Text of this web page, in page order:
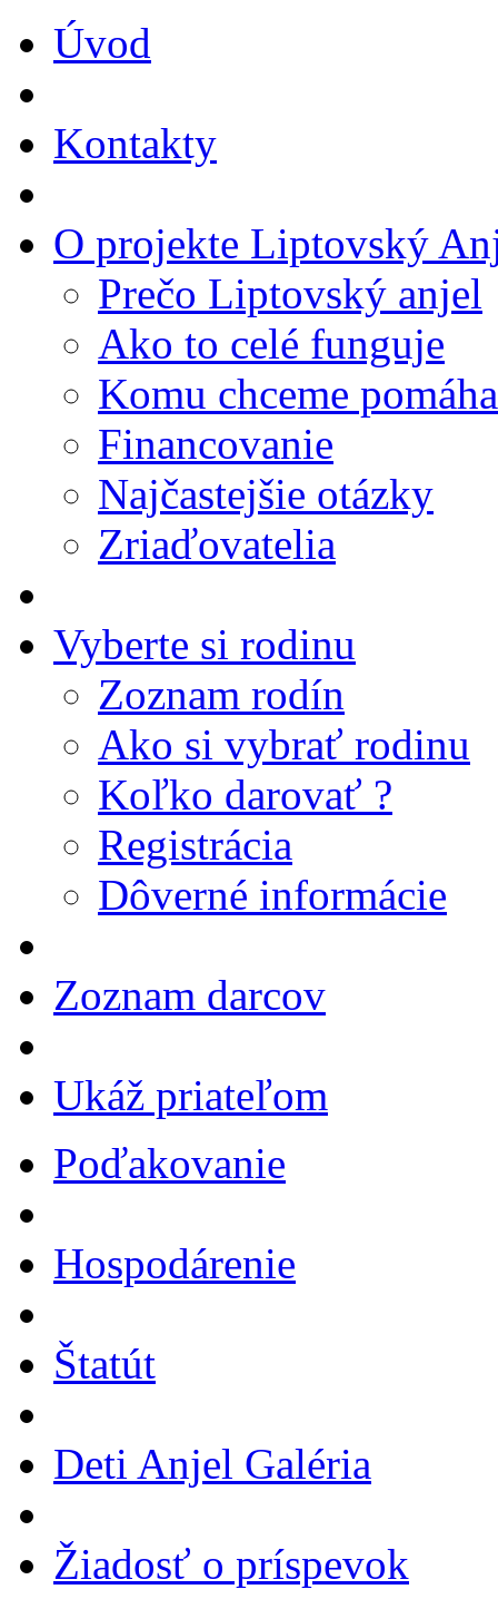
Úvod
Kontakty
O projekte Liptovský
Prečo Liptovský anjel
Ako to celé funguje
Komu chceme
Financovanie
Najčastejšie otázky
Zriaďovatelia
Vyberte si rodinu
Zoznam rodín
Ako si vybrať rodinu
Koľko darovať ?
Registrácia
Dôverné informácie
Zoznam darcov
Ukáž priateľom
Poďakovanie
Hospodárenie
Štatút
Deti Anjel Galéria
Žiadosť o príspevok